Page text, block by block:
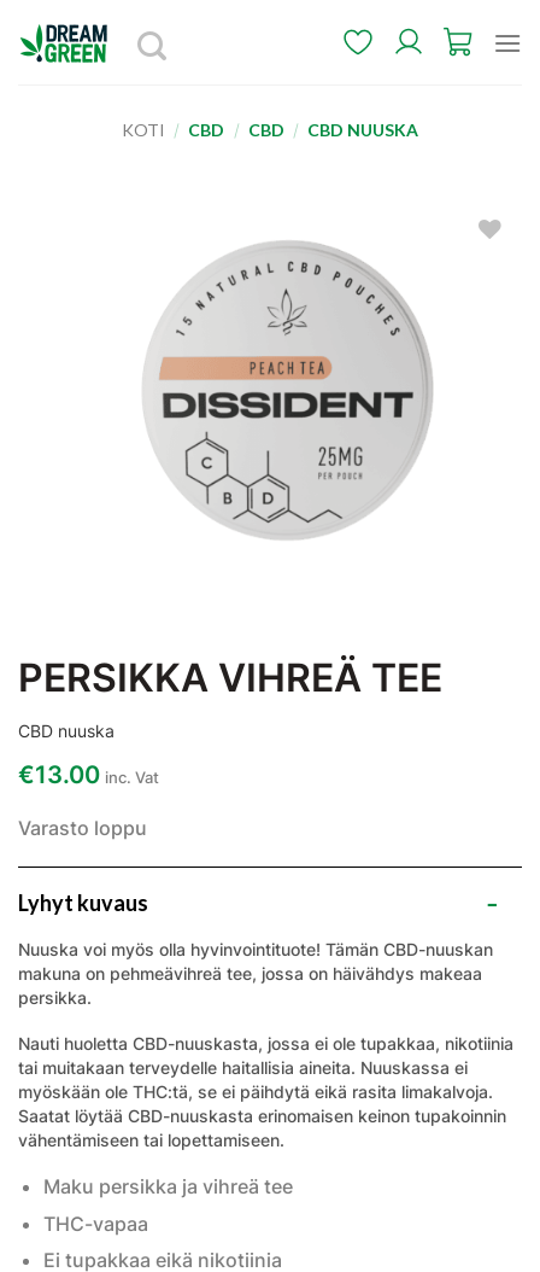
KOTI / CBD / CBD / CBD NUUSKA
PERSIKKA VIHREÄ TEE
CBD nuuska
€13.00 inc. Vat
Varasto loppu
Lyhyt kuvaus
Nuuska voi myös olla hyvinvointituote! Tämän CBD-nuuskan
makuna on pehmeävihreä tee, jossa on häivähdys makeaa
persikka.
Nauti huoletta CBD-nuuskasta, jossa ei ole tupakkaa, nikotiinia
tai muitakaan terveydelle haitallisia aineita. Nuuskassa ei
myöskään ole THC:tä, se ei päihdytä eikä rasita limakalvoja.
Saatat löytää CBD-nuuskasta erinomaisen keinon tupakoinnin
vähentämiseen tai lopettamiseen.
Maku persikka ja vihreä tee
THC-vapaa
Ei tupakkaa eikä nikotiinia